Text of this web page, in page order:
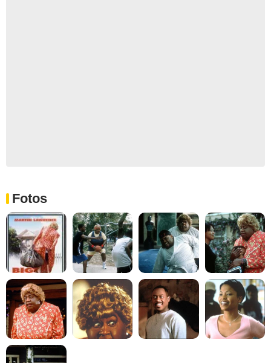
Fotos